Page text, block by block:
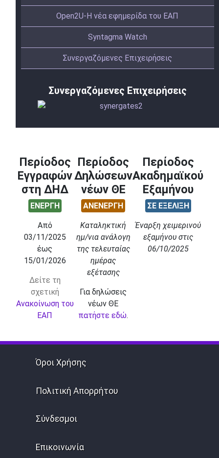
Open2U-Η νέα εφημερίδα του ΕΑΠ
Syntagma Watch
Συνεργαζόμενες Επιχειρήσεις
Συνεργαζόμενες Επιχειρήσεις
Περίοδος
Εγγραφών
στη ΔΗΔ
ΕΝΕΡΓΗ
Από
03/11/2025
έως
15/01/2026
Δείτε τη
σχετική
Ανακοίνωση του
ΕΑΠ
Περίοδος
Δηλώσεων
νέων ΘΕ
ΑΝΕΝΕΡΓΗ
Καταληκτική
ημ/νια ανάλογη
της τελευταίας
ημέρας
εξέτασης
Για δηλώσεις
νέων ΘΕ
πατήστε εδώ.
Περίοδος
Ακαδημαϊκού
Εξαμήνου
ΣΕ ΕΞΕΛΙΞΗ
Έναρξη χειμερινού
εξαμήνου στις
06/10/2025
Όροι Χρήσης
Πολιτική Απορρήτου
Σύνδεσμοι
Επικοινωνία